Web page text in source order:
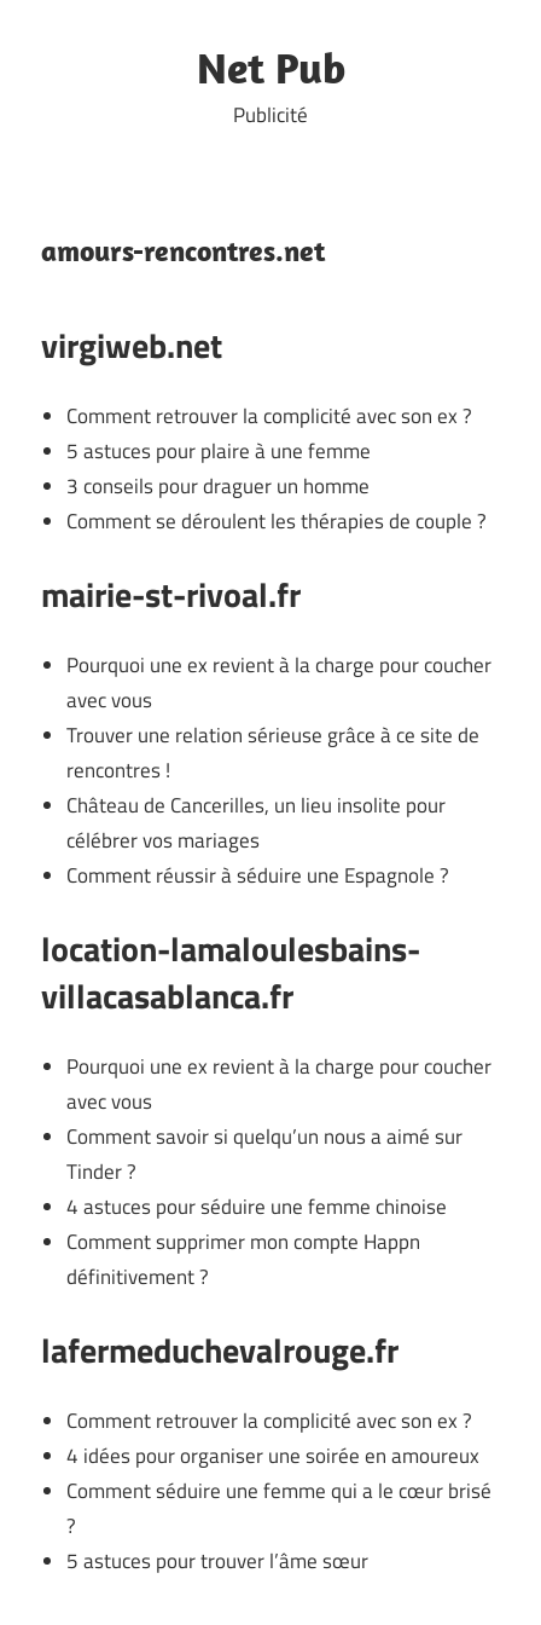
Net Pub
Publicité
amours-rencontres.net
virgiweb.net
Comment retrouver la complicité avec son ex ?
5 astuces pour plaire à une femme
3 conseils pour draguer un homme
Comment se déroulent les thérapies de couple ?
mairie-st-rivoal.fr
Pourquoi une ex revient à la charge pour coucher
avec vous
Trouver une relation sérieuse grâce à ce site de
rencontres !
Château de Cancerilles, un lieu insolite pour
célébrer vos mariages
Comment réussir à séduire une Espagnole ?
location-lamaloulesbains-
villacasablanca.fr
Pourquoi une ex revient à la charge pour coucher
avec vous
Comment savoir si quelqu’un nous a aimé sur
Tinder ?
4 astuces pour séduire une femme chinoise
Comment supprimer mon compte Happn
définitivement ?
lafermeduchevalrouge.fr
Comment retrouver la complicité avec son ex ?
4 idées pour organiser une soirée en amoureux
Comment séduire une femme qui a le cœur brisé
?
5 astuces pour trouver l’âme sœur